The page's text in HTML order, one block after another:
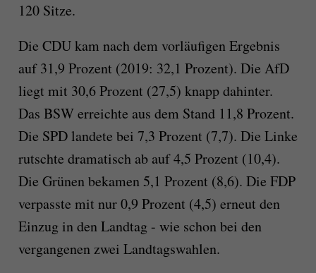
120 Sitze.
Die CDU kam nach dem vorläufigen Ergebnis
auf 31,9 Prozent (2019: 32,1 Prozent). Die AfD
liegt mit 30,6 Prozent (27,5) knapp dahinter.
Das BSW erreichte aus dem Stand 11,8 Prozent.
Die SPD landete bei 7,3 Prozent (7,7). Die Linke
rutschte dramatisch ab auf 4,5 Prozent (10,4).
Die Grünen bekamen 5,1 Prozent (8,6). Die FDP
verpasste mit nur 0,9 Prozent (4,5) erneut den
Einzug in den Landtag - wie schon bei den
vergangenen zwei Landtagswahlen.